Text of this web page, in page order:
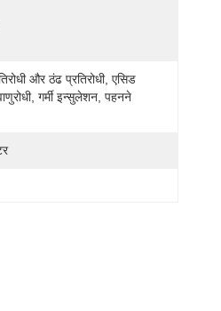
और ठंढ प्रतिरोधी, एसिड
गर्मी इन्सुलेशन, पहनने